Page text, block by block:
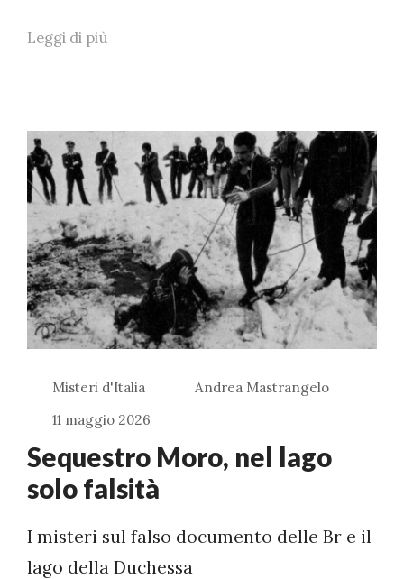
Leggi di più
Misteri d'Italia
Andrea Mastrangelo
11 maggio 2026
Sequestro Moro, nel lago
solo falsità
I misteri sul falso documento delle Br e il
lago della Duchessa